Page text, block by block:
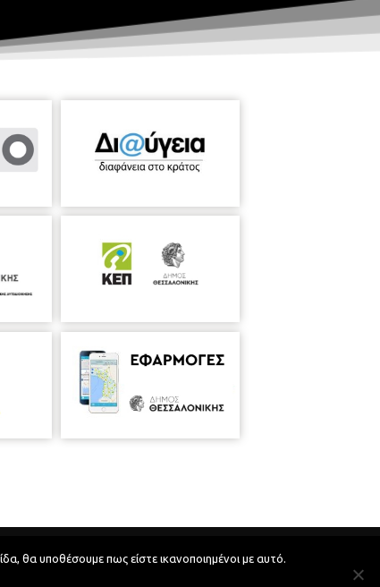
Developed byMyCompany Projects
θα υποθέσουμε πως είστε ικανοποιημένοι με αυτό.